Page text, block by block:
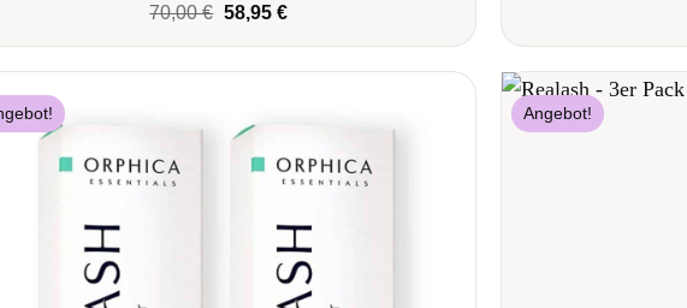
70,00€ Ursprünglicher
war:
58,95€Aktueller
ist:
Angebot!